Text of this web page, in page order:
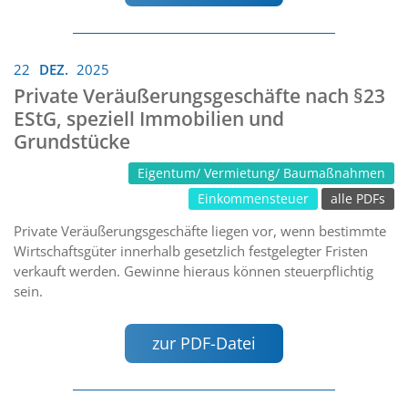
22 DEZ. 2025
Private Veräußerungsgeschäfte nach §23
EStG, speziell Immobilien und
Grundstücke
Eigentum/ Vermietung/ Baumaßnahmen
Einkommensteuer
alle PDFs
Private Veräußerungsgeschäfte liegen vor, wenn bestimmte
Wirtschaftsgüter innerhalb gesetzlich festgelegter Fristen
verkauft werden. Gewinne hieraus können steuerpflichtig
sein.
zur PDF-Datei